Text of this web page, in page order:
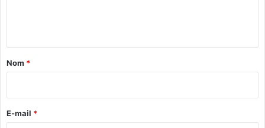
a
e
Nom *
E-mail *